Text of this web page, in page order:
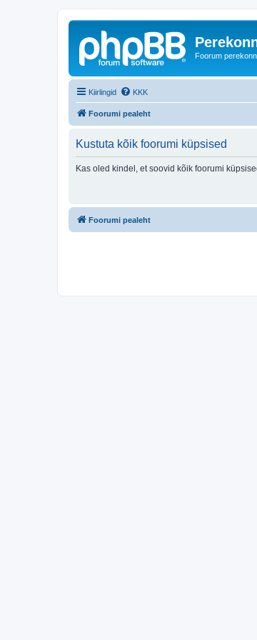
Foorum
Kiirlingid KKK
Foorumi pealeht
Kustuta kõik foorumi küpsised
Kas oled kindel, et soovid kõik foorumi
Foorumi pealeht